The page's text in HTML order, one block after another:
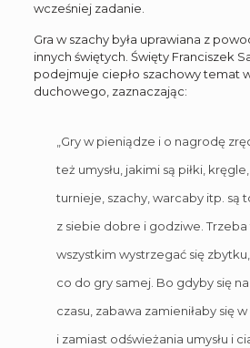
wcześniej zadanie.
Gra w szachy była uprawiana z
innych świętych. Święty Franciszek
podejmuje ciepło szachowy temat
duchowego, zaznaczając:
„Gry w pieniądze i o nagrodę
też umysłu, jakimi są piłki,
turnieje, szachy, warcaby itp. są
z siebie dobre i godziwe.
wszystkim wystrzegać się
co do gry samej. Bo gdyby się
czasu, zabawa zamieniłaby się
i zamiast odświeżania umysłu i